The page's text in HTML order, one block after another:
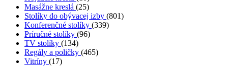
Masážne kreslá (25)
Stolíky do obývacej izby (801)
Konferenčné stolíky (339)
Príručné stolíky (96)
TV stolíky (134)
Regály a poličky (465)
Vitríny (17)